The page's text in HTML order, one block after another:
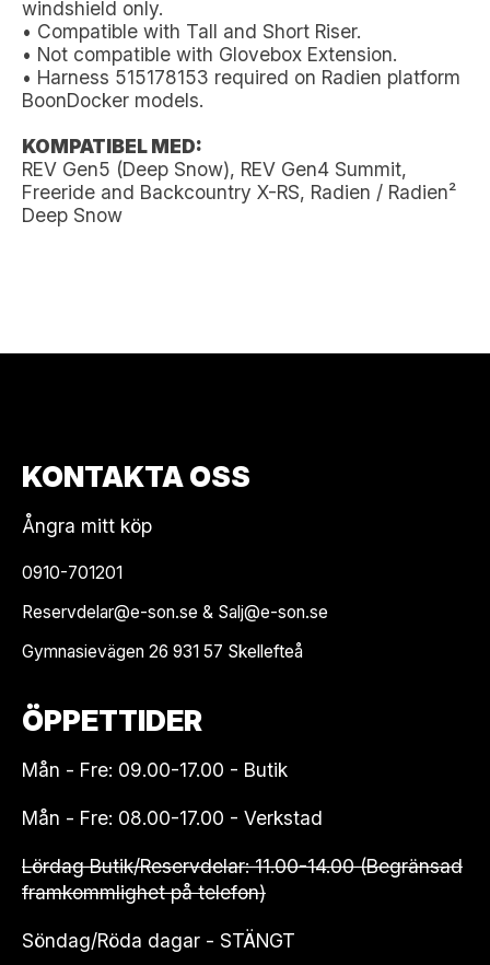
windshield only.
• Compatible with Tall and Short Riser.
• Not compatible with Glovebox Extension.
• Harness 515178153 required on Radien platform
BoonDocker models.
KOMPATIBEL MED:
REV Gen5 (Deep Snow), REV Gen4 Summit,
Freeride and Backcountry X-RS, Radien / Radien²
Deep Snow
KONTAKTA OSS
Ångra mitt köp
0910-701201
Reservdelar@e-son.se & Salj@e-son.se
Gymnasievägen 26 931 57 Skellefteå
ÖPPETTIDER
Mån - Fre: 09.00-17.00 - Butik
Mån - Fre: 08.00-17.00 - Verkstad
Lördag Butik/Reservdelar: 11.00-14.00 (Begränsad
framkommlighet på telefon)
Söndag/Röda dagar - STÄNGT